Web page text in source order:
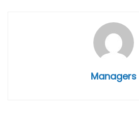
Managers